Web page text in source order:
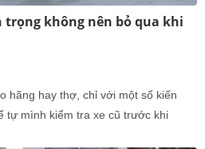
trọng không nên bỏ qua khi
hãng hay thợ, chỉ với một số kiến
tự mình kiểm tra xe cũ trước khi